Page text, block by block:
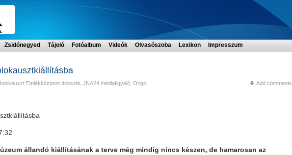
Zsidónegyed Tájoló Fotóalbum Videók Olvasószoba Lexikon Impresszum
Emlékközpont dosszié JNA24 médiafigyelő Origo Add comments
állandó kiállításának a terve még mindig nincs készen, de hamarosan az